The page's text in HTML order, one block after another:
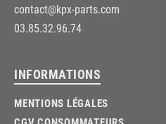
contact@kpx-parts.com
03.85.32.96.74
INFORMATIONS
MENTIONS LÉGALES